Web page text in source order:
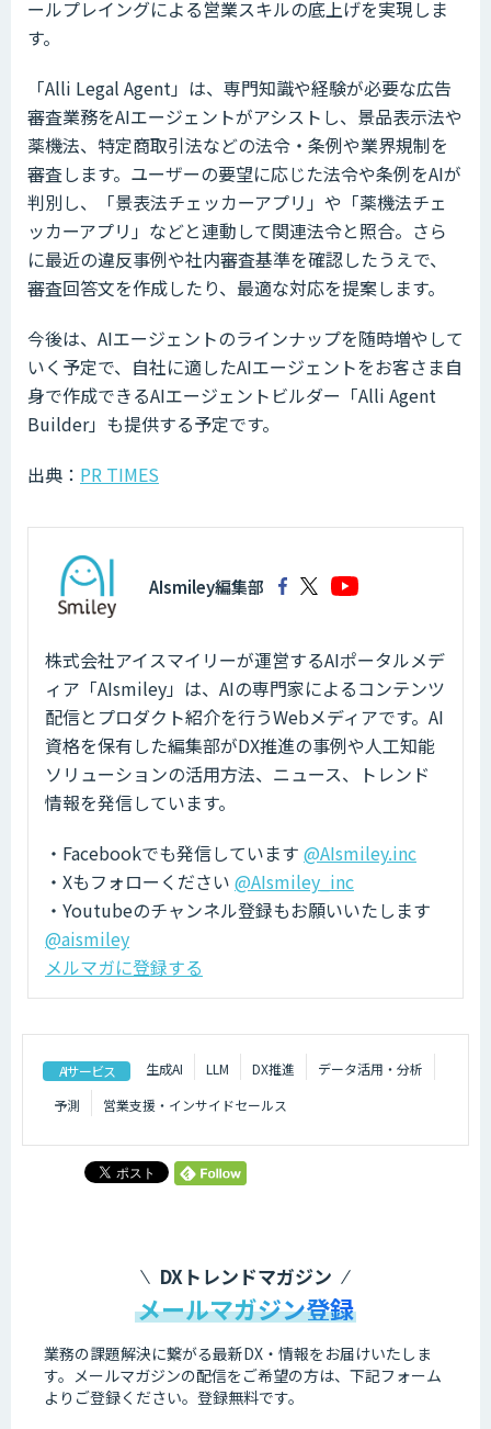
ールプレイングによる営業スキルの底上げを実現しま
す。
「Alli Legal Agent」は、専門知識や経験が必要な広告
審査業務をAIエージェントがアシストし、景品表示法や
薬機法、特定商取引法などの法令・条例や業界規制を
審査します。ユーザーの要望に応じた法令や条例をAIが
判別し、「景表法チェッカーアプリ」や「薬機法チェ
ッカーアプリ」などと連動して関連法令と照合。さら
に最近の違反事例や社内審査基準を確認したうえで、
審査回答文を作成したり、最適な対応を提案します。
今後は、AIエージェントのラインナップを随時増やして
いく予定で、自社に適したAIエージェントをお客さま自
身で作成できるAIエージェントビルダー「Alli Agent
Builder」も提供する予定です。
出典： PR TIMES
AIsmiley編集部
株式会社アイスマイリーが運営するAIポータルメデ
ィア「AIsmiley」は、AIの専門家によるコンテンツ
配信とプロダクト紹介を行うWebメディアです。AI
資格を保有した編集部がDX推進の事例や人工知能
ソリューションの活用方法、ニュース、トレンド
情報を発信しています。
・Facebookでも発信しています @AIsmiley.inc
・Xもフォローください @AIsmiley_inc
・Youtubeのチャンネル登録もお願いいたします
@aismiley
メルマガに登録する
AIサービス 生成AI LLM DX推進
データ活用・分析
予測
営業支援・インサイドセールス
DXトレンドマガジン
メールマガジン登録
業務の課題解決に繋がる最新DX・情報をお届けいたしま
す。 メールマガジンの配信をご希望の方は、下記フォーム
よりご登録ください。登録無料です。